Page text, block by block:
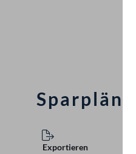
Exportieren